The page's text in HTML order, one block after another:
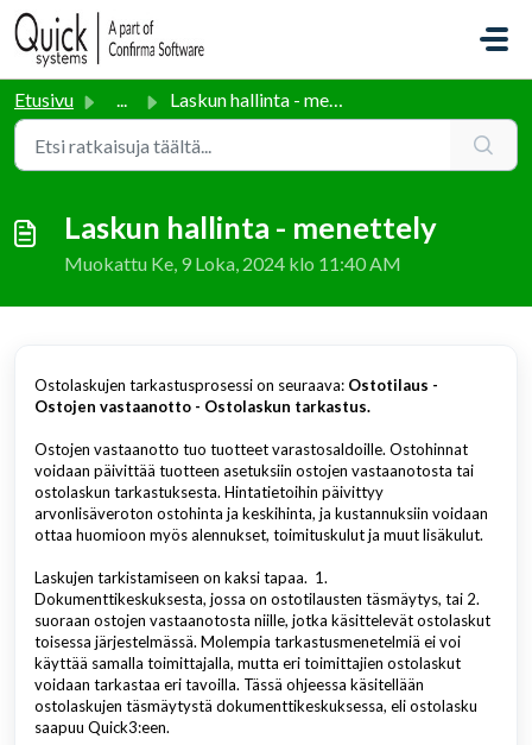
Siirry pääsisältöön
Etusivu ... Laskun hallinta - menettely
Laskun hallinta - menettely
Muokattu Ke, 9 Loka, 2024 klo 11:40 AM
Ostolaskujen tarkastusprosessi on seuraava: Ostotilaus -
Ostojen vastaanotto - Ostolaskun tarkastus.
Ostojen vastaanotto tuo tuotteet varastosaldoille. Ostohinnat
voidaan päivittää tuotteen asetuksiin ostojen vastaanotosta tai
ostolaskun tarkastuksesta. Hintatietoihin päivittyy
arvonlisäveroton ostohinta ja keskihinta, ja kustannuksiin voidaan
ottaa huomioon myös alennukset, toimituskulut ja muut lisäkulut.
Laskujen tarkistamiseen on kaksi tapaa. 1.
Dokumenttikeskuksesta, jossa on ostotilausten täsmäytys, tai 2.
suoraan ostojen vastaanotosta niille, jotka käsittelevät ostolaskut
toisessa järjestelmässä. Molempia tarkastusmenetelmiä ei voi
käyttää samalla toimittajalla, mutta eri toimittajien ostolaskut
voidaan tarkastaa eri tavoilla. Tässä ohjeessa käsitellään
ostolaskujen täsmäytystä dokumenttikeskuksessa, eli ostolasku
saapuu Quick3:een.